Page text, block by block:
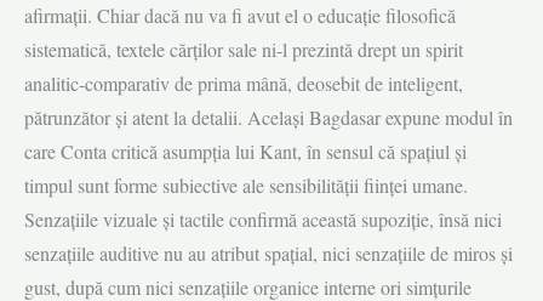
afirmații. Chiar dacă nu va fi avut el o educație filosofică
sistematică, textele cărților sale ni-l prezintă drept un spirit
analitic-comparativ de prima mână, deosebit de inteligent,
pătrunzător și atent la detalii. Același Bagdasar expune modul în
care Conta critică asumpția lui Kant, în sensul că spațiul și
timpul sunt forme subiective ale sensibilității ființei umane.
Senzațiile vizuale și tactile confirmă această supoziție, însă nici
senzațiile auditive nu au atribut spațial, nici senzațiile de miros și
gust, după cum nici senzațiile organice interne ori simțurile